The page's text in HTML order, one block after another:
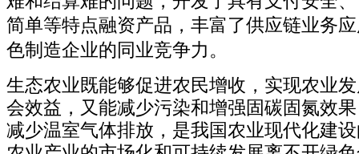
简单等特点融资产品，丰富了供应链业务
色制造企业的同业竞争力。
生态农业既能够促进农民增收，实现农业
会效益，又能减少污染和增强固碳固氮效
减少温室气体排放，是我国农业现代化建